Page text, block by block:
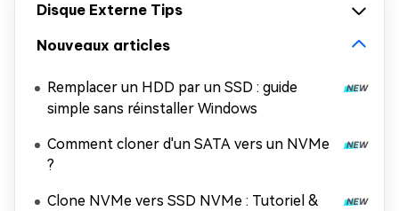
Disque Externe Tips
Nouveaux articles
Remplacer un HDD par un SSD : guide
simple sans réinstaller Windows
Comment cloner d'un SATA vers un NVMe
?
Clone NVMe vers SSD NVMe : Tutoriel &